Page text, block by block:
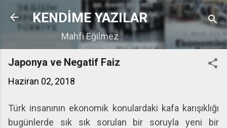
Ana içeriğe atla
KENDİME YAZILAR
Mahfi Eğilmez
Japonya ve Negatif Faiz
Haziran 02, 2018
Türk insanının ekonomik konulardaki kafa karışıklığı
bugünlerde sık sık sorulan bir soruyla yeni bir